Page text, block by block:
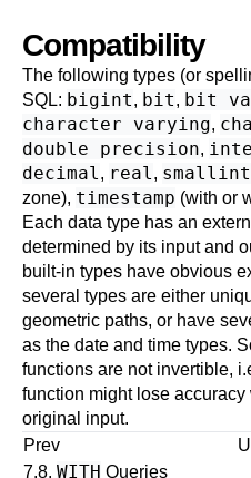
Compatibility
The following types (or
SQL: bigint, bit, bit
character varying,
double precision,
decimal, real, smallint
zone), timestamp (with or
Each data type has an
determined by its input and
built-in types have obvious
several types are either
geometric paths, or have
as the date and time types.
functions are not invertible,
function might lose
original input.
Prev
7.8. WITH Queries